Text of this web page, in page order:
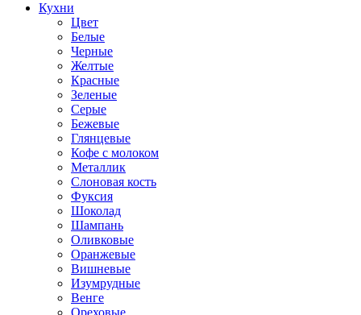
Кухни
Цвет
Белые
Черные
Желтые
Красные
Зеленые
Серые
Бежевые
Глянцевые
Кофе с молоком
Металлик
Слоновая кость
Фуксия
Шоколад
Шампань
Оливковые
Оранжевые
Вишневые
Изумрудные
Венге
Ореховые